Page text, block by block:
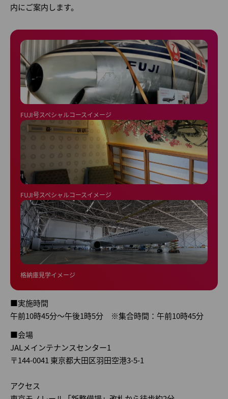
内にご案内します。
FUJI号スペシャルコースイメージ
FUJI号スペシャルコースイメージ
格納庫見学イメージ
■実施時間
午前10時45分～午後1時5分 ※集合時間：午前10時45分
■会場
JALメインテナンスセンター1
〒144-0041 東京都大田区羽田空港3-5-1
アクセス